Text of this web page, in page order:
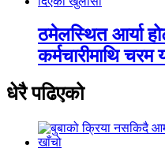
ठमेलस्थित आर्या
कर्मचारीमाथि चरम
धेरै पढिएको